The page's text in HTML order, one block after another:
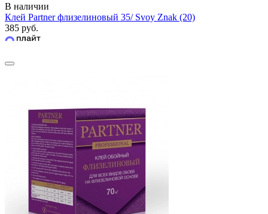
В наличии
Клей Partner флизелиновый 35/ Svoy Znak (20)
385 руб.